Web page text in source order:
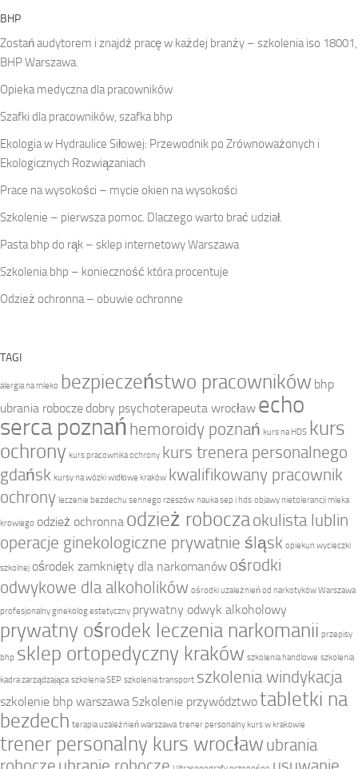
BHP
Zostań audytorem i znajdź pracę w każdej branży – szkolenia iso 18001,
BHP Warszawa.
Opieka medyczna dla pracowników
Szafki dla pracowników, szafka bhp
Ekologia w Hydraulice Siłowej: Przewodnik po Zrównoważonych i
Ekologicznych Rozwiązaniach
Prace na wysokości – mycie okien na wysokości
Szkolenie – pierwsza pomoc. Dlaczego warto brać udział.
Pasta bhp do rąk – sklep internetowy Warszawa
Szkolenia bhp – konieczność która procentuje
Odzież ochronna – obuwie ochronne
TAGI
alergia na mleko bezpieczeństwo pracowników bhp
ubrania robocze dobry psychoterapeuta wrocław echo
serca poznań hemoroidy poznań kurs na HDS kurs
ochrony kurs pracownika ochrony kurs trenera personalnego
gdańsk kursy na wózki widłowe kraków kwalifikowany pracownik
ochrony leczenie bezdechu sennego rzeszów nauka sep i hds objawy nietolerancji mleka
krowiego odzież ochronna odzież roboczaokulista lublin
operacje ginekologiczne prywatnie śląsk opiekun wycieczki
szkolnej ośrodek zamknięty dla narkomanów ośrodki
odwykowe dla alkoholików ośrodki uzależnień od narkotyków Warszawa
profesjonalny ginekolog estetyczny prywatny odwyk alkoholowy
prywatny ośrodek leczenia narkomanii przepisy
bhp sklep ortopedyczny kraków szkolenia handlowe szkolenia
kadra zarządzająca szkolenia SEP szkolenia transport szkolenia windykacja
szkolenie bhp warszawa Szkolenie przywództwotabletki na
bezdech terapia uzależnień warszawa trener personalny kurs w krakowie
trener personalny kurs wrocław ubrania